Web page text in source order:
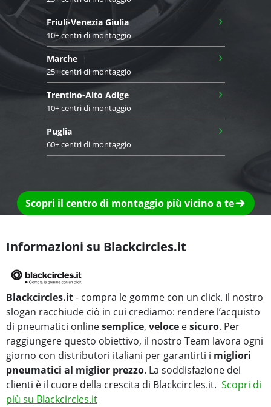
Friuli-Venezia Giulia
10+ centri di montaggio
›
Marche
25+ centri di montaggio
›
Trentino-Alto Adige
10+ centri di montaggio
›
Puglia
60+ centri di montaggio
›
Scopri il centro di montaggio più vicino a te
Informazioni su Blackcircles.it
Blackcircles.it- compra le gomme con un click. Il nostro
slogan racchiude ciò in cui crediamo: rendere l’acquisto
di pneumatici onlinesemplice, veloce esicuro. Per
raggiungere questo obiettivo, il nostro Team lavora ogni
giorno con distributori italiani per garantirti i migliori
pneumatici al miglior prezzo. La soddisfazione dei
clienti è il cuore della crescita di Blackcircles.it. Scopri di
più su Blackcircles.it